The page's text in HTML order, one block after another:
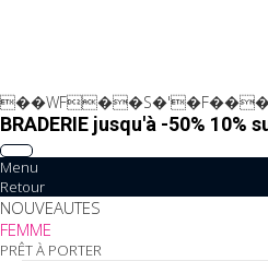
BRADERIE jusqu'à -50%
Menu
Retour
NOUVEAUTES
FEMME
PRÊT À PORTER